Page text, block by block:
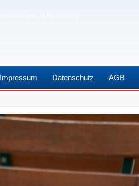
Impressum Datenschutz AGB